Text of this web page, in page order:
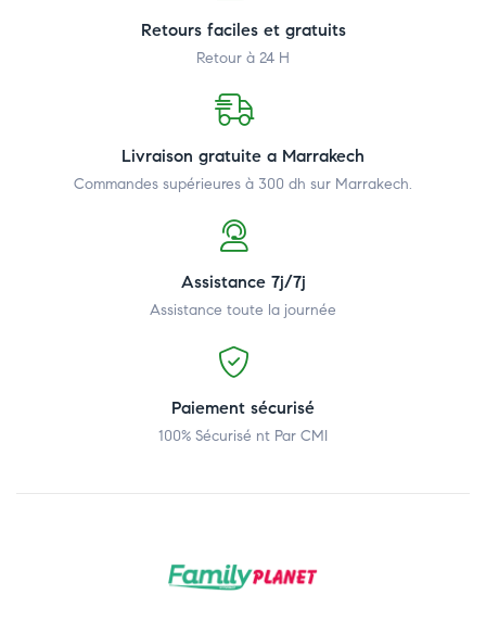
Retours faciles et gratuits
Retour à 24 H
Livraison gratuite a Marrakech
Commandes supérieures à 300 dh sur Marrakech.
Assistance 7j/7j
Assistance toute la journée
Paiement sécurisé
100% Sécurisé nt Par CMI